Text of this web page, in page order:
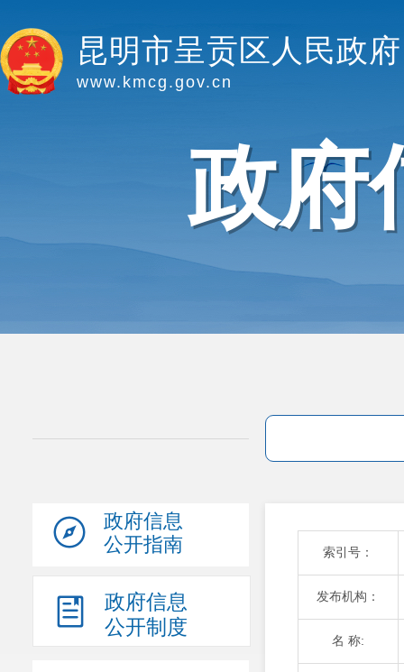
昆明市呈贡区人民政府
www.kmcg.gov.cn
政府
政府信息
公开指南
政府信息
公开制度
索引号：
发布机构：
名 称: